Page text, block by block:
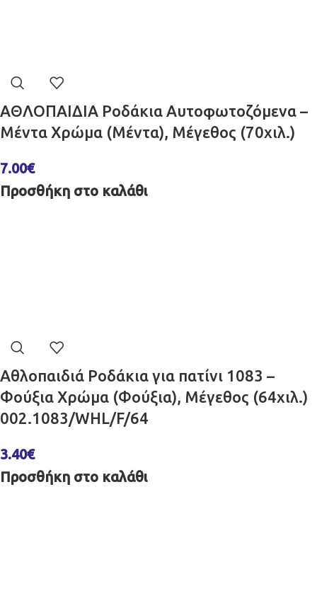
ΑΘΛΟΠΑΙΔΙΑ Ροδάκια Αυτοφωτοζόμενα –
Μέντα Χρώμα (Μέντα), Μέγεθος (70χιλ.)
7.00€
Προσθήκη στο καλάθι
Αθλοπαιδιά Ροδάκια για πατίνι 1083 –
Φούξια Χρώμα (Φούξια), Μέγεθος (64χιλ.)
002.1083/WHL/F/64
3.40€
Προσθήκη στο καλάθι